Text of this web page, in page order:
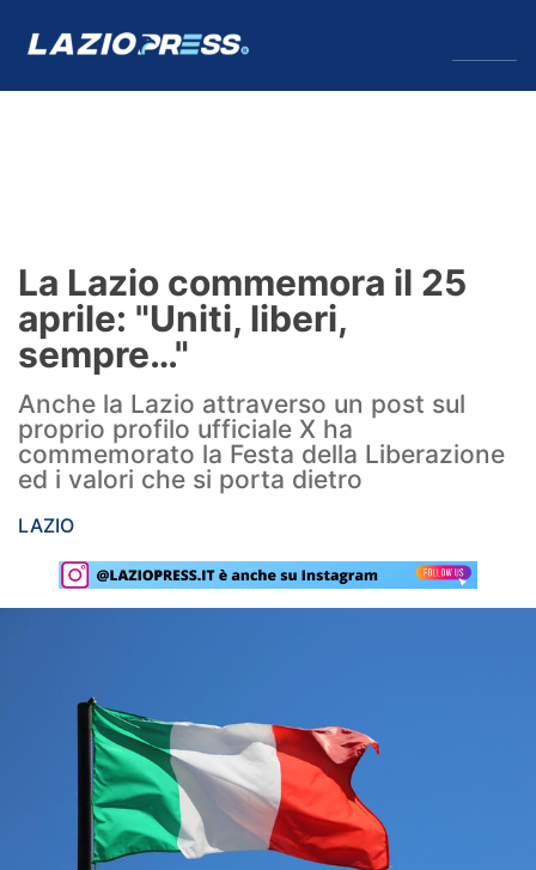
Formello
Infortuni
Primavera
Calciomercato
Lazio Women
Rassegna Lazio
Serie A
Champions League
Europa League
La Lazio commemora il 25
aprile: "Uniti, liberi,
sempre…"
Anche la Lazio attraverso un post sul
proprio profilo ufficiale X ha
commemorato la Festa della Liberazione
ed i valori che si porta dietro
LAZIO